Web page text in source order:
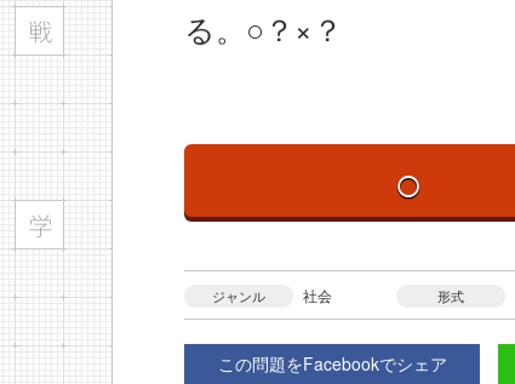
る。○？×？
○
ジャンル 社会 形式
この問題をFacebookでシェア